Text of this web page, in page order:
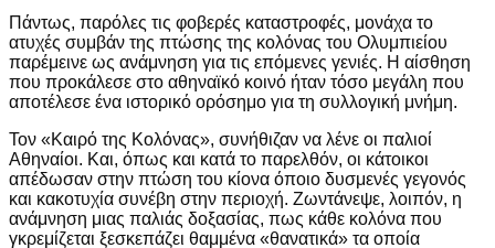
Πάντως, παρόλες τις φοβερές καταστροφές, μονάχα το
ατυχές συμβάν της πτώσης της κολόνας του Ολυμπιείου
παρέμεινε ως ανάμνηση για τις επόμενες γενιές. Η αίσθηση
που προκάλεσε στο αθηναϊκό κοινό ήταν τόσο μεγάλη που
αποτέλεσε ένα ιστορικό ορόσημο για τη συλλογική μνήμη.
Τον «Καιρό της Κολόνας», συνήθιζαν να λένε οι παλιοί
Αθηναίοι. Και, όπως και κατά το παρελθόν, οι κάτοικοι
απέδωσαν στην πτώση του κίονα όποιο δυσμενές γεγονός
και κακοτυχία συνέβη στην περιοχή. Ζωντάνεψε, λοιπόν, η
ανάμνηση μιας παλιάς δοξασίας, πως κάθε κολόνα που
γκρεμίζεται ξεσκεπάζει θαμμένα «θανατικά» τα οποία